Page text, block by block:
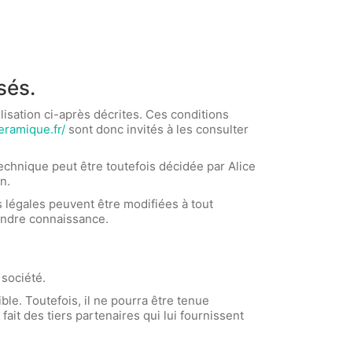
ci-après décrites. Ces conditions
sont donc invités à les consulter
peut être toutefois décidée par Alice
légales peuvent être modifiées à tout
connaissance.
Toutefois, il ne pourra être tenue
fait des tiers partenaires qui lui fournissent